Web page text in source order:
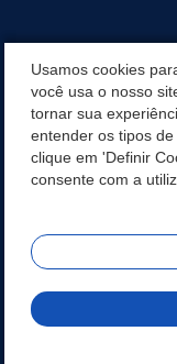
SERVIÇOS
PESQUISA DE
SERVIÇOS DIGITAIS
REDES SOCIAIS
Usamos cookies
você usa o nosso
tornar sua
entender os tipos
clique em 'Definir
consente com a